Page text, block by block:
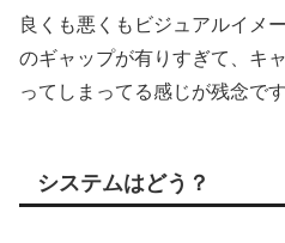
良くも悪くもビジュアルイメ
のギャップが有りすぎて、キ
ってしまってる感じが残念です
システムはどう？